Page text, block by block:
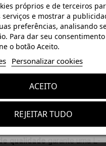
corantes nem adoçantes
Suafabricação sob
qualidadegarante uma L-
próprios e de terceiros
serviços e mostrar a
preferências, analisando
Para dar seu
o botão Aceito.
Personalizar cookies
REJEITAR TUDO
ACEITO
regalos gratis
tus pedidos!